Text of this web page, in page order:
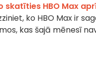
skatīties HBO Max
ko HBO Max ir
kas šajā mēnesī